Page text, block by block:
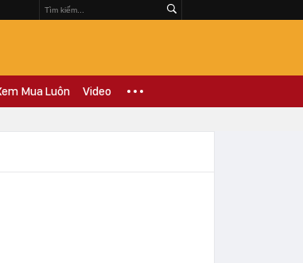
Mua Luôn Video